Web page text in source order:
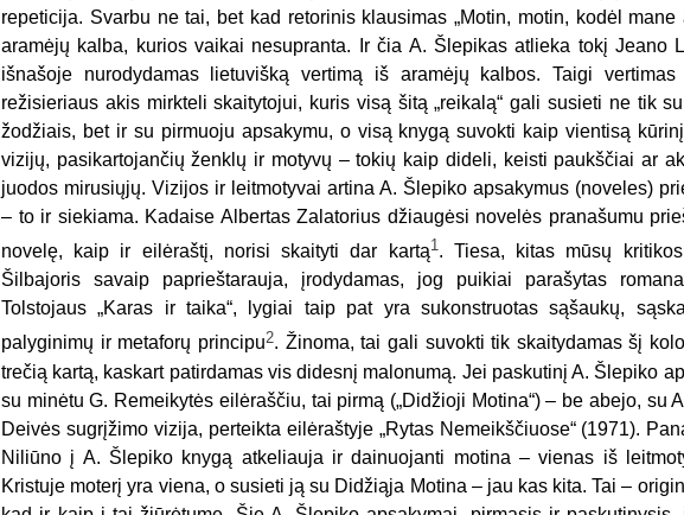
repeticija. Svarbu ne tai, bet kad retorinis klausimas „Motin, motin, kodėl mane
aramėjų kalba, kurios vaikai nesupranta. Ir čia A. Šlepikas atlieka tokį Jeano
išnašoje nurodydamas lietuvišką vertimą iš aramėjų kalbos. Taigi
režisieriaus akis mirkteli skaitytojui, kuris visą šitą „reikalą“ gali susieti ne tik
žodžiais, bet ir su pirmuoju apsakymu, o visą knygą suvokti kaip vientisą
vizijų, pasikartojančių ženklų ir motyvų – tokių kaip dideli, keisti paukščiai ar
juodos mirusiųjų. Vizijos ir leitmotyvai artina A. Šlepiko apsakymus (noveles)
– to ir siekiama. Kadaise Albertas Zalatorius džiaugėsi novelės pranašumu
novelę, kaip ir eilėraštį, norisi skaityti dar kartą1. Tiesa, kitas mūsų
Šilbajoris savaip paprieštarauja, įrodydamas, jog puikiai parašytas
Tolstojaus „Karas ir taika“, lygiai taip pat yra sukonstruotas sąšaukų,
palyginimų ir metaforų principu2. Žinoma, tai gali suvokti tik skaitydamas šį
trečią kartą, kaskart patirdamas vis didesnį malonumą. Jei paskutinį A. Šlepiko
su minėtu G. Remeikytės eilėraščiu, tai pirmą („Didžioji Motina“) – be abejo, su
Deivės sugrįžimo vizija, perteikta eilėraštyje „Rytas Nemeikščiuose“ (1971).
Niliūno į A. Šlepiko knygą atkeliauja ir dainuojanti motina – vienas iš
Kristuje moterį yra viena, o susieti ją su Didžiąja Motina – jau kas kita. Tai –